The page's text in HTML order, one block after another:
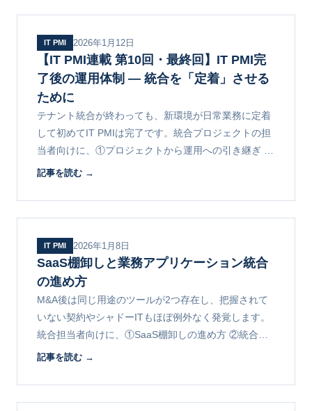
IT PMI 2026年1月12日
【IT PMI連載 第10回・最終回】IT PMI完
了後の運用体制 ― 統合を「定着」させる
ために
テナント統合が終わっても、新環境が日常業務に定着
して初めてIT PMIは完了です。統合プロジェクトの担
当者向けに、①プロジェクトから運用への引き継ぎ ②
運用体制の設計パターン ③定着させる5つの施策を解
記事を読む →
IT PMI 2026年1月8日
SaaS棚卸しと業務アプリケーション統合
の進め方
M&A後は同じ用途のツールが2つ存在し、把握されて
いない契約やシャドーITもほぼ例外なく発覚します。
統合担当者向けに、①SaaS棚卸しの進め方 ②統合の
判断基準 ③移行の実行とコスト削減のポイントを解説
記事を読む →